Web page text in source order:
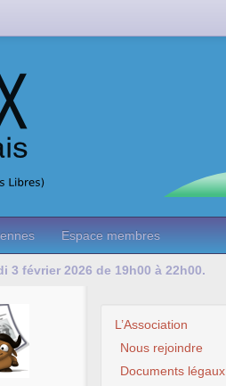
Espace membres
3 février 2026 de 19h00 à 22h00.
L’Association
Nous rejoindre
Documents légaux